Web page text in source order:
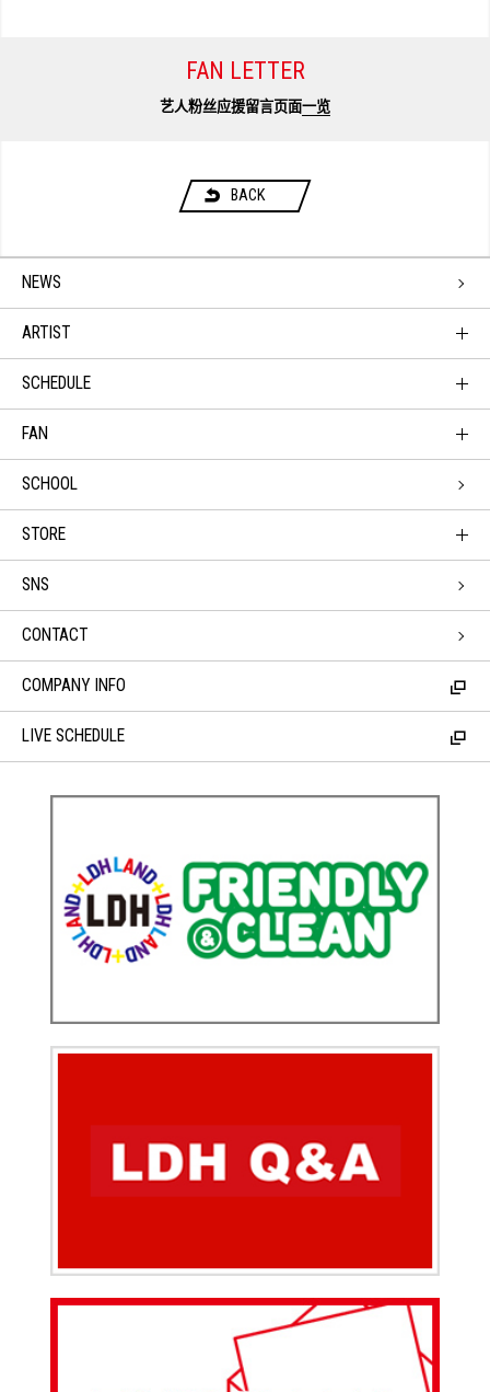
FAN LETTER
艺人粉丝应援留言页面一览
BACK
NEWS
ARTIST
SCHEDULE
FAN
SCHOOL
STORE
SNS
CONTACT
COMPANY INFO
LIVE SCHEDULE